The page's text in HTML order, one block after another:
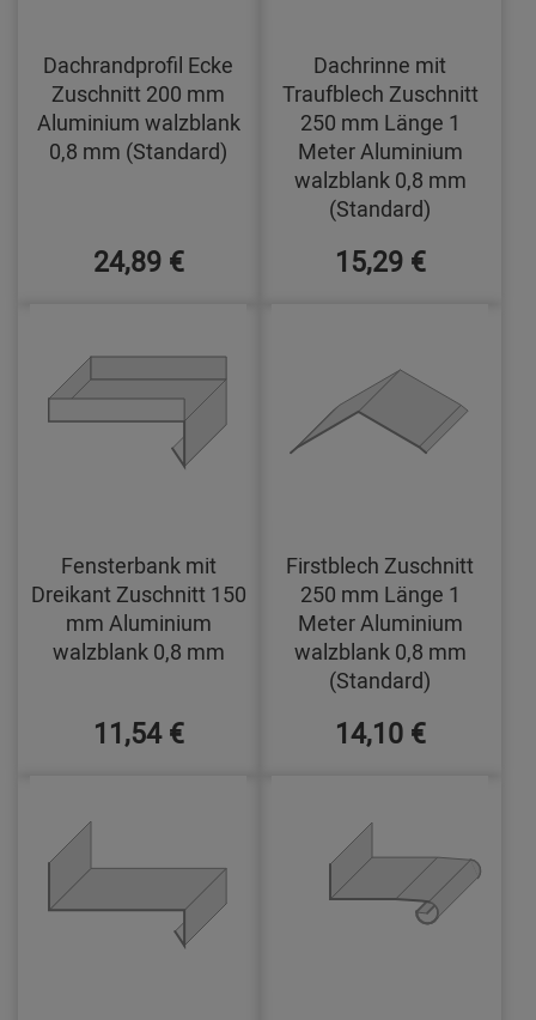
Dachrandprofil Ecke
Zuschnitt 200 mm
Aluminium walzblank
0,8 mm (Standard)
24,89 €
Dachrinne mit
Traufblech Zuschnitt
250 mm Länge 1
Meter Aluminium
walzblank 0,8 mm
(Standard)
15,29 €
Fensterbank mit
Dreikant Zuschnitt 150
mm Aluminium
walzblank 0,8 mm
11,54 €
Firstblech Zuschnitt
250 mm Länge 1
Meter Aluminium
walzblank 0,8 mm
(Standard)
14,10 €